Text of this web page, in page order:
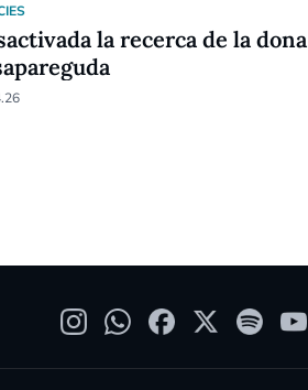
la recerca de la dona